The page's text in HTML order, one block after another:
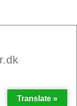
Translate »